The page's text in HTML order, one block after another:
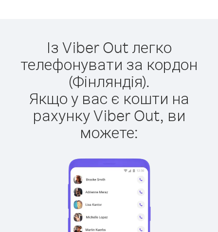
Із Viber Out легко
телефонувати за кордон
(Фінляндія).
Якщо у вас є кошти на
рахунку Viber Out, ви
можете: